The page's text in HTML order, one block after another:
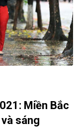
Miền Bắc
sáng